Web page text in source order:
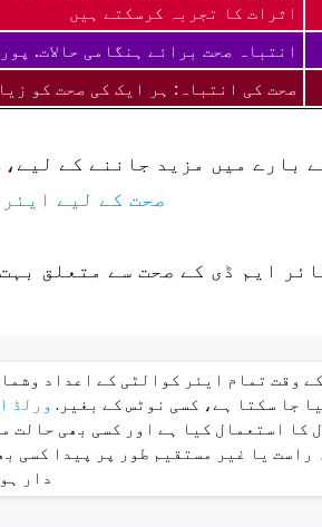
اثرات کا تجربہ کرسکتے ہیں
انتباہ صحت برائے ہنگامی حالات.
صحت کی انتباہ: ہر ایک کی صحت کو
بارے میں مزید جاننے کے لیے،
صحت کے لیے
ایم ڈی کے صحت سے متعلق
وقت تمام ایئر کوالٹی کے اعداد
جا سکتا ہے، کسی نوٹس کے بغیر. ورلڈ
کا استعمال کیا ہے اور کسی بھی حالت
راست یا غیر مستقیم طور پر پیدا کسی
دار